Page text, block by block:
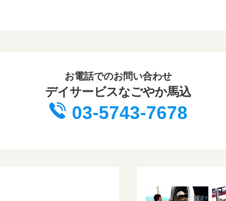
お電話でのお問い合わせ
デイサービスなごやか馬込
03-5743-7678